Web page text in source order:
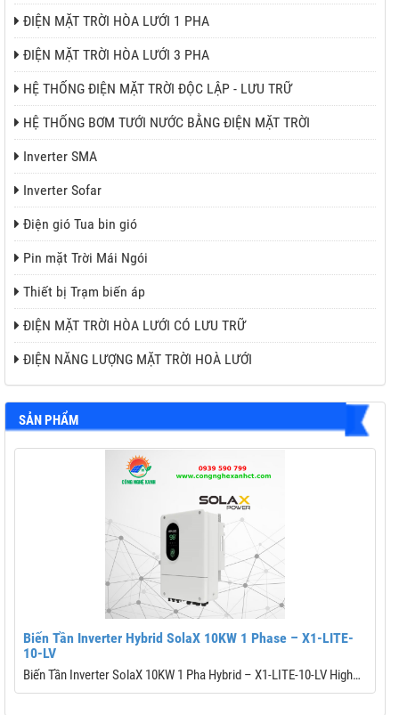
ĐIỆN MẶT TRỜI HÒA LƯỚI 1 PHA
ĐIỆN MẶT TRỜI HÒA LƯỚI 3 PHA
HỆ THỐNG ĐIỆN MẶT TRỜI ĐỘC LẬP - LƯU TRỮ
HỆ THỐNG BƠM TƯỚI NƯỚC BẰNG ĐIỆN MẶT TRỜI
Inverter SMA
Inverter Sofar
Điện gió Tua bin gió
Pin mặt Trời Mái Ngói
Thiết bị Trạm biến áp
ĐIỆN MẶT TRỜI HÒA LƯỚI CÓ LƯU TRỮ
ĐIỆN NĂNG LƯỢNG MẶT TRỜI HOÀ LƯỚI
SẢN PHẨM
Biến Tần Inverter Hybrid SolaX 10KW 1 Phase – X1-LITE-
10-LV
Biến Tần Inverter SolaX 10KW 1 Pha Hybrid – X1-LITE-10-LV High
Performance